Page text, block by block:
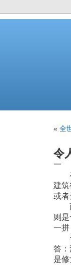
« 全
令
一
在
建
或者
而
则
一拼
也
答
是